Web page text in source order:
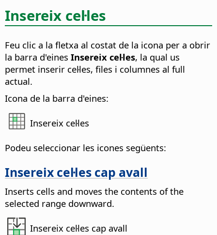
Insereix cel·les
Feu clic a la fletxa al costat de la icona per a obrir
la barra d'eines Insereix cel·les, la qual us
permet inserir cel·les, files i columnes al full
actual.
Icona de la barra d'eines:
Insereix cel·les
Podeu seleccionar les icones següents:
Insereix cel·les cap avall
Inserts cells and moves the contents of the
selected range downward.
Insereix cel·les cap avall